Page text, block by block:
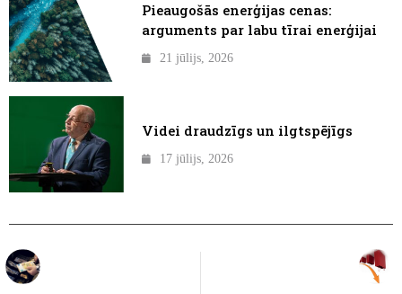
Pieaugošās enerģijas cenas:
arguments par labu tīrai enerģijai
21 jūlijs, 2026
Videi draudzīgs un ilgtspējīgs
17 jūlijs, 2026